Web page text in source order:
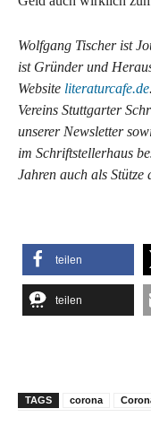
Wolfgang Tischer ist
ist Gründer und
Website literaturcafe.de
Vereins Stuttgarter
unserer Newsletter
im Schriftstellerhaus
Jahren auch als Stütze
teilen
teilen
TAGS corona